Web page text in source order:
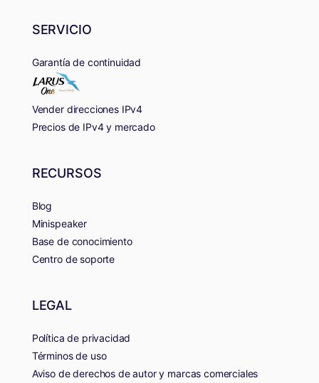
SERVICIO
Garantía de continuidad
Vender direcciones IPv4
Precios de IPv4 y mercado
RECURSOS
Blog
Minispeaker
Base de conocimiento
Centro de soporte
LEGAL
Política de privacidad
Términos de uso
Aviso de derechos de autor y marcas comerciales